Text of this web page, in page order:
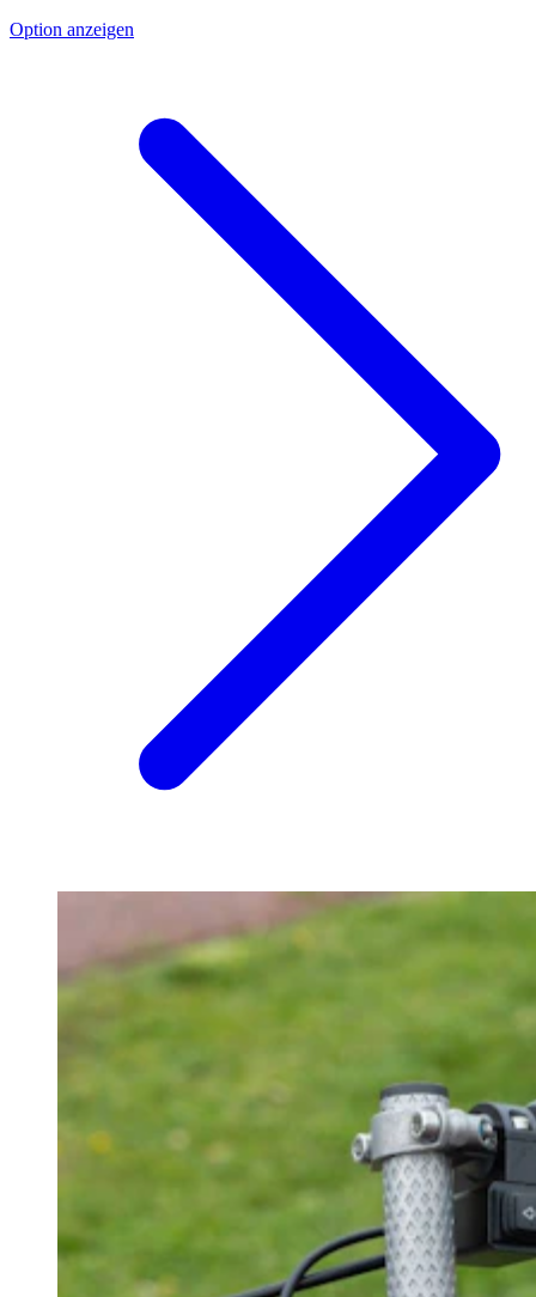
Option anzeigen